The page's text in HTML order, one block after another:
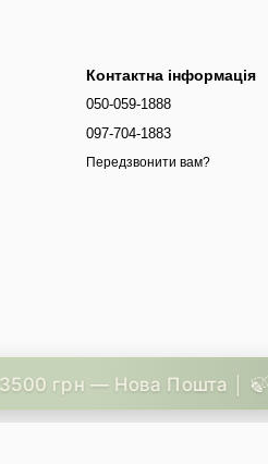
Контактна інформація
050-059-1888
097-704-1883
Передзвонити вам?